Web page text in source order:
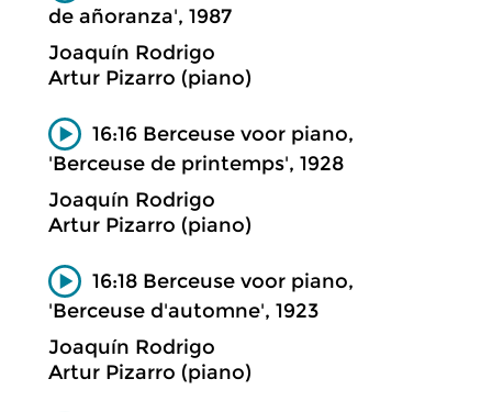
de añoranza', 1987
Joaquín Rodrigo
Artur Pizarro (piano)
16:16 Berceuse voor piano,
'Berceuse de printemps', 1928
Joaquín Rodrigo
Artur Pizarro (piano)
16:18 Berceuse voor piano,
'Berceuse d'automne', 1923
Joaquín Rodrigo
Artur Pizarro (piano)